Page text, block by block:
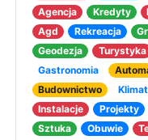
Agencja
Kredyty
Agd
Rekreacja
Geodezja
Turystyka
Gastronomia
Budownictwo
Instalacje
Projekty
Sztuka
Obuwie